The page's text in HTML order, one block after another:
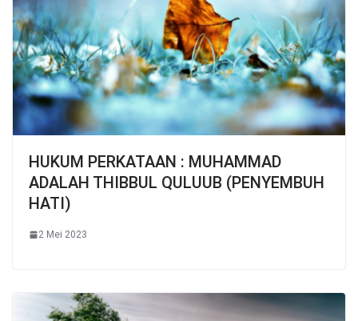
HUKUM PERKATAAN : MUHAMMAD
ADALAH THIBBUL QULUUB (PENYEMBUH
HATI)
2 Mei 2023